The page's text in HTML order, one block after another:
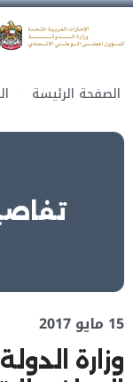
الصفحة الرئيسة
15 مايو 2017
وزارة